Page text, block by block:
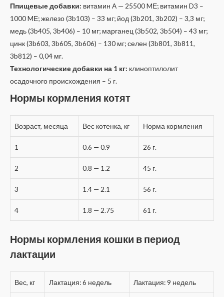
Ппищевые добавки: витамин A — 25500 MЕ; витамин D3 –
1000 MЕ; железо (3b103) – 33 мг; йод (3b201, 3b202) – 3,3 мг;
медь (3b405, 3b406) – 10 мг; марганец (3b502, 3b504) – 43 мг;
цинк (3b603, 3b605, 3b606) – 130 мг; селен (3b801, 3b811,
3b812) – 0,04 мг.
Технологические добавки на 1 кг: клиноптилолит
осадочного происхождения – 5 г.
Нормы кормления котят
Возраст, месяца Вес котенка, кг Норма кормления
1 0.6 — 0.9 26 г.
2 0.8 — 1.2 45 г.
3 1.4 — 2.1 56 г.
4 1.8 — 2.75 61 г.
Нормы кормления кошки в период
лактации
Вес, кг Лактация: 6 недель Лактация: 9 недель